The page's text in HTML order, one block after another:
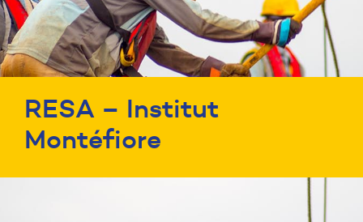
RESA – Institut
Montéfiore